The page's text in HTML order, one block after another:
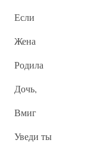
Если
Жена
Родила
Дочь,
Вмиг
Уведи ты